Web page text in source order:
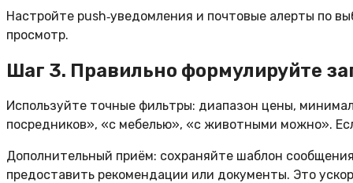
Настройте push‑уведомления и почтовые алерты по
просмотр.
Шаг 3. Правильно формулируйте
Используйте точные фильтры: диапазон цены,
посредников», «с мебелью», «с животными можно».
Дополнительный приём: сохраняйте шаблон
предоставить рекомендации или документы. Это